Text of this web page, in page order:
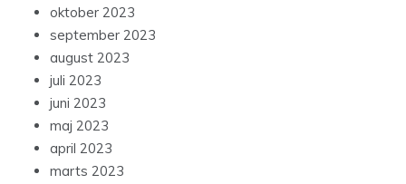
oktober 2023
september 2023
august 2023
juli 2023
juni 2023
maj 2023
april 2023
marts 2023